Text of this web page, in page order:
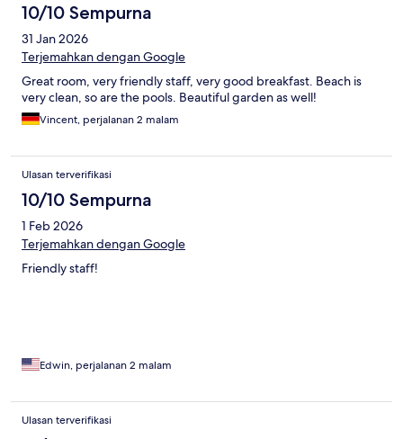
10/10 Sempurna
31 Jan 2026
Terjemahkan dengan Google
Great room, very friendly staff, very good breakfast. Beach is
very clean, so are the pools. Beautiful garden as well!
Vincent, perjalanan 2 malam
Ulasan terverifikasi
10/10 Sempurna
1 Feb 2026
Terjemahkan dengan Google
Friendly staff!
Edwin, perjalanan 2 malam
Ulasan terverifikasi